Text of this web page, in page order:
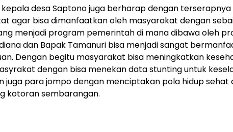
desa Saptono juga berharap dengan
agar bisa dimanfaatkan oleh masyarakat dengan
menjadi program pemerintah di mana dibawa oleh
dan Bapak Tamanuri bisa menjadi sangat
Dengan begitu masyarakat bisa meningkatkan
dengan bisa menekan data stunting untuk
juga para jompo dengan menciptakan pola hidup sehat
kotoran sembarangan.